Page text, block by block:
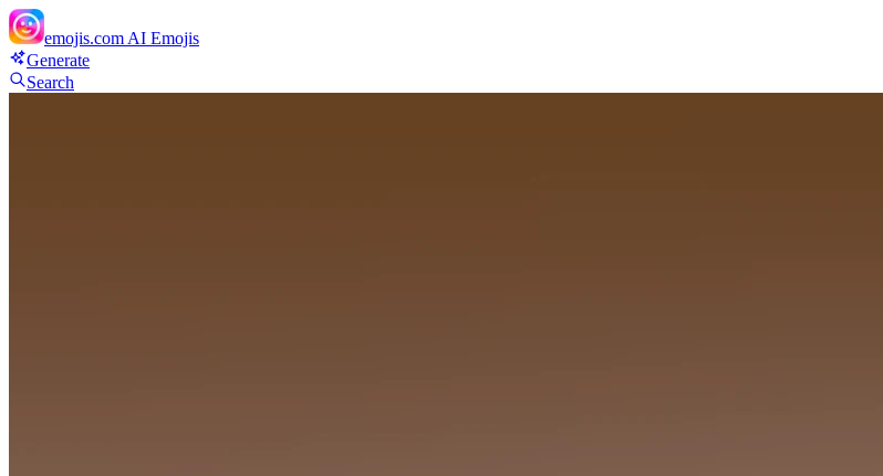
emojis.com AI Emojis
Generate
Search